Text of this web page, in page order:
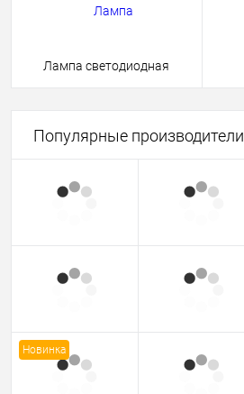
Лампа светодиодная
Популярные производители
Новинка